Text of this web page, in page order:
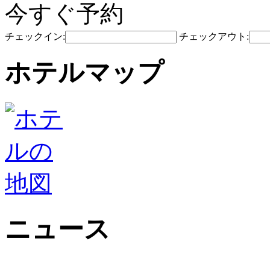
今すぐ予約
チェックイン: チェックアウト:
ホテルマップ
ニュース